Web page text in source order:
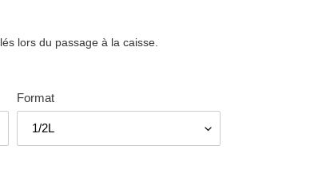
lors du passage à la caisse.
Format